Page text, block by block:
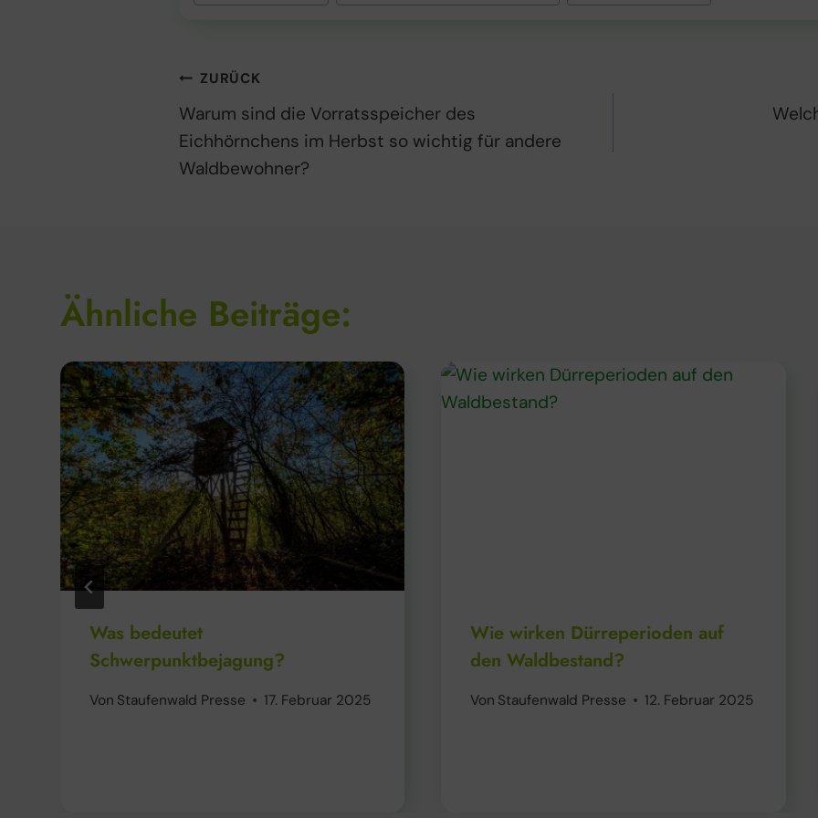
Beitragsnavigation
ZURÜCK
Warum sind die Vorratsspeicher des
Eichhörnchens im Herbst so wichtig für andere
Waldbewohner?
Ähnliche Beiträge:
Was bedeutet
Schwerpunktbejagung?
Von Staufenwald Presse 17. Februar 2025
Wie wirken Dürreperioden auf
den Waldbestand?
Von Staufenwald Presse 12. Februar 2025